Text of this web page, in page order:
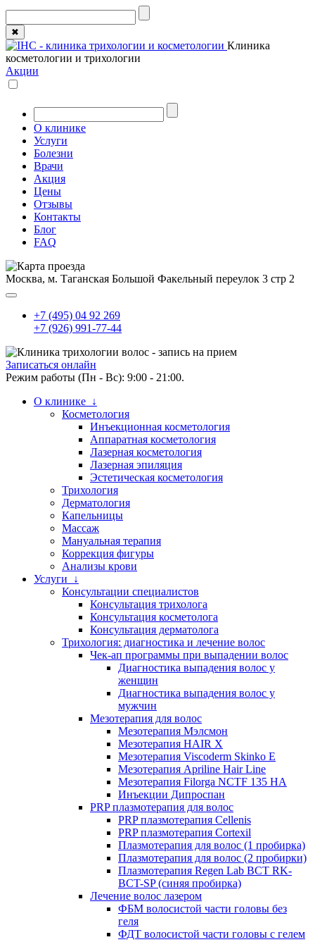
✖
Клиника
косметологии и трихологии
Акции
О клинике
Услуги
Болезни
Врачи
Акция
Цены
Отзывы
Контакты
Блог
FAQ
Москва, м. Таганская Большой Факельный переулок 3 стр 2
+7 (495) 04 92 269
+7 (926) 991-77-44
Записаться онлайн
Режим работы (Пн - Вс): 9:00 - 21:00.
О клинике ↓
Косметология
Инъекционная косметология
Аппаратная косметология
Лазерная косметология
Лазерная эпиляция
Эстетическая косметология
Трихология
Дерматология
Капельницы
Массаж
Мануальная терапия
Коррекция фигуры
Анализы крови
Услуги ↓
Консультации специалистов
Консультация трихолога
Консультация косметолога
Консультация дерматолога
Трихология: диагностика и лечение волос
Чек-ап программы при выпадении волос
Диагностика выпадения волос у
женщин
Диагностика выпадения волос у
мужчин
Мезотерапия для волос
Мезотерапия Мэлсмон
Мезотерапия HAIR X
Мезотерапия Viscoderm Skinko E
Мезотерапия Apriline Hair Line
Мезотерапия Filorga NCTF 135 HA
Инъекции Дипроспан
PRP плазмотерапия для волос
PRP плазмотерапия Cellenis
PRP плазмотерапия Cortexil
Плазмотерапия для волос (1 пробирка)
Плазмотерапия для волос (2 пробирки)
Плазмотерапия Regen Lab BCT RK-
BCT-SP (синяя пробирка)
Лечение волос лазером
ФБМ волосистой части головы без
геля
ФДТ волосистой части головы с гелем